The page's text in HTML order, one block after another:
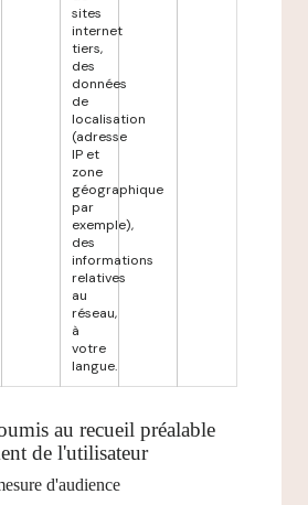
sites
internet
tiers,
des
données
de
localisation
(adresse
IP et
zone
géographique
par
exemple),
des
informations
relatives
au
réseau,
à
votre
langue.
au recueil préalable
de l'utilisateur
d'audience